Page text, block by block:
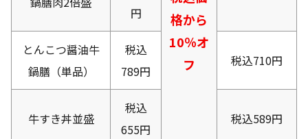
格から
10％オ
フ
円
とんこつ醤油牛
鍋膳（単品）
税込
789円
税込710円
牛すき丼並盛
税込
655円
税込589円